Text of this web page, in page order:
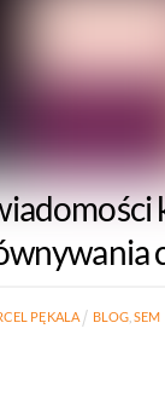
PĘKALA BLOG, SEM